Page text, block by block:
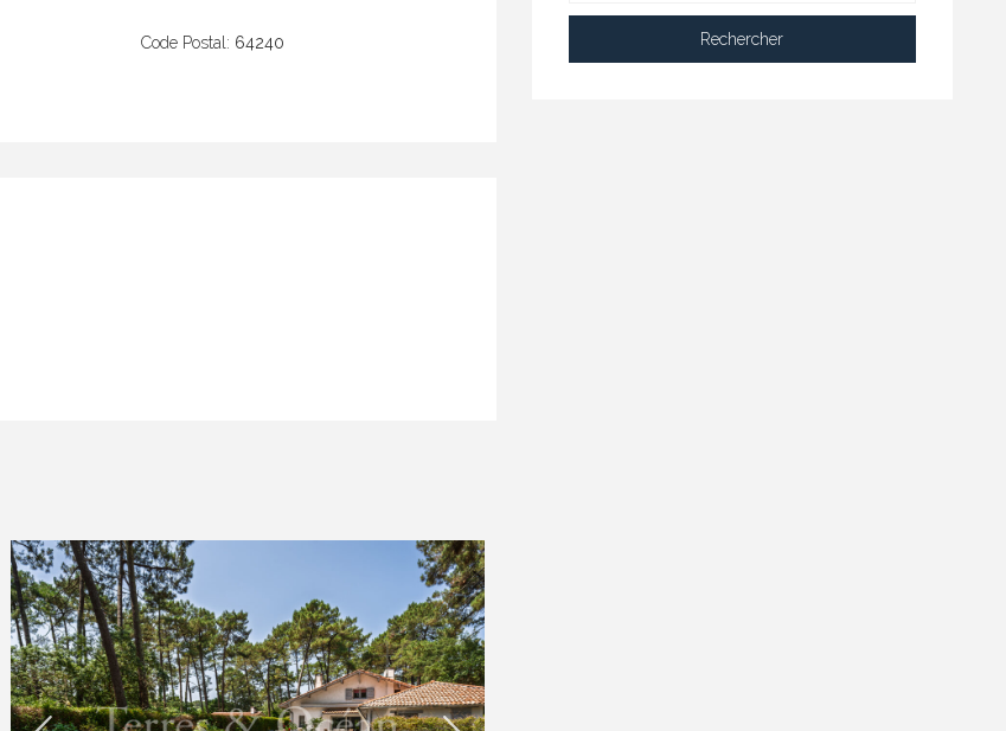
Code Postal: 64240 Rechercher